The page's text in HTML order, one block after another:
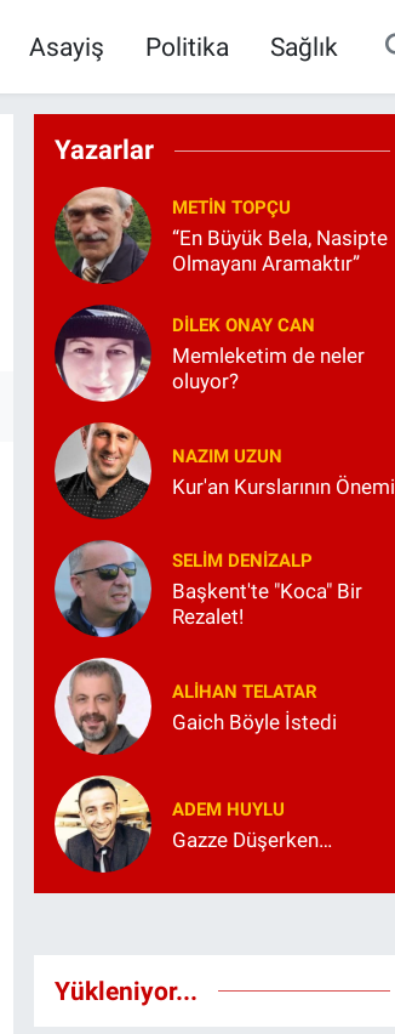
Asayiş Politika Sağlık
Yazarlar
METIN TOPÇU
“En Büyük Bela, Nasipte
Olmayanı Aramaktır”
DILEK ONAY CAN
Memleketim de neler
oluyor?
NAZIM UZUN
Kur'an Kurslarının Önemi
SELIM DENİZALP
Başkent'te "Koca" Bir
Rezalet!
ALIHAN TELATAR
Gaich Böyle İstedi
ADEM HUYLU
Gazze Düşerken…
Yükleniyor...